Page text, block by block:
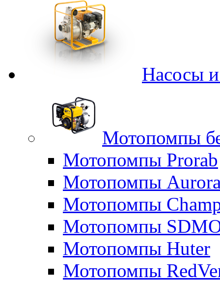
Насосы
Мотопомпы
Мотопомпы Prorab
Мотопомпы
Мотопомпы
Мотопомпы
Мотопомпы Huter
Мотопомпы